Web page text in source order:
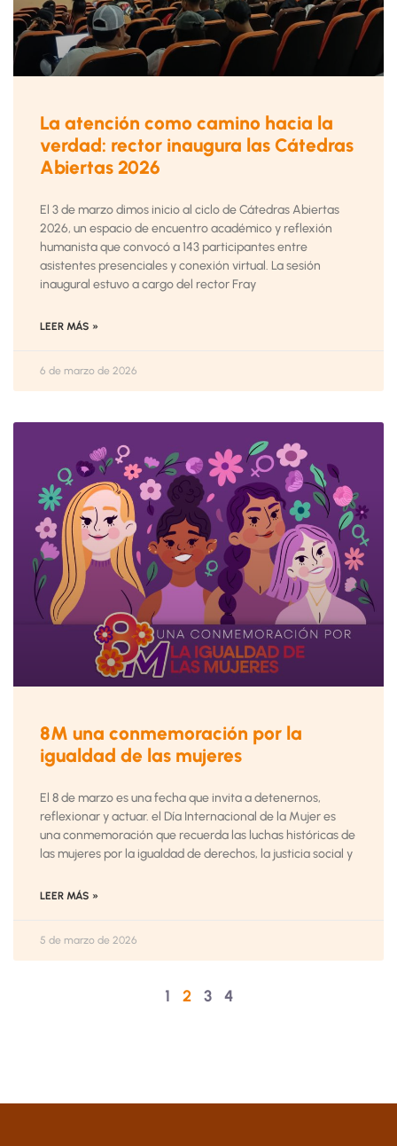
La atención como camino hacia la
verdad: rector inaugura las Cátedras
Abiertas 2026
El 3 de marzo dimos inicio al ciclo de Cátedras Abiertas
2026, un espacio de encuentro académico y reflexión
humanista que convocó a 143 participantes entre
asistentes presenciales y conexión virtual. La sesión
inaugural estuvo a cargo del rector Fray
LEER MÁS »
6 de marzo de 2026
8M una conmemoración por la
igualdad de las mujeres
El 8 de marzo es una fecha que invita a detenernos,
reflexionar y actuar. el Día Internacional de la Mujer es
una conmemoración que recuerda las luchas históricas de
las mujeres por la igualdad de derechos, la justicia social y
LEER MÁS »
5 de marzo de 2026
1 2 3 4